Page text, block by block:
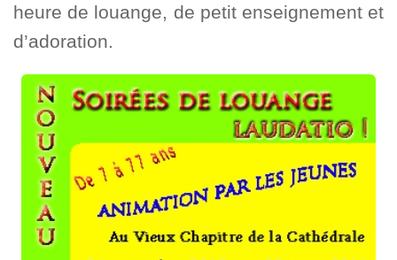
heure de louange, de petit enseignement et
d’adoration.